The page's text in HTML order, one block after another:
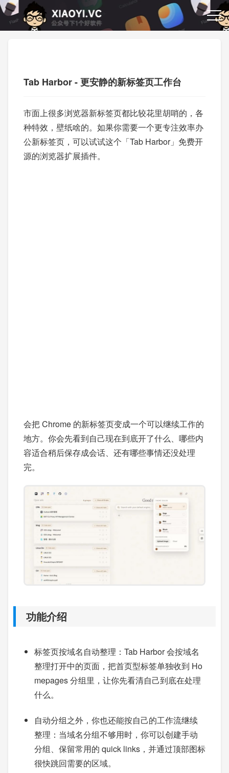
Tab Harbor - 更安静的新标签页工作台
市面上很多浏览器新标签页都比较花里胡哨的，各
种特效，壁纸啥的。如果你需要一个更专注效率办
公新标签页，可以试试这个「Tab Harbor」免费开
源的浏览器扩展插件。
会把 Chrome 的新标签页变成一个可以继续工作的
地方。你会先看到自己现在到底开了什么、哪些内
容适合稍后保存成会话、还有哪些事情还没处理
完。
功能介绍
标签页按域名自动整理：Tab Harbor 会按域名
整理打开中的页面，把首页型标签单独收到 Ho
mepages 分组里，让你先看清自己到底在处理
什么。
自动分组之外，你也还能按自己的工作流继续
整理：当域名分组不够用时，你可以创建手动
分组、保留常用的 quick links，并通过顶部图标
很快跳回需要的区域。